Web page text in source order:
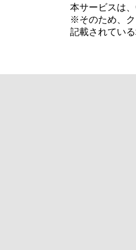
本サービスは
※そのため、ク
記載されてい